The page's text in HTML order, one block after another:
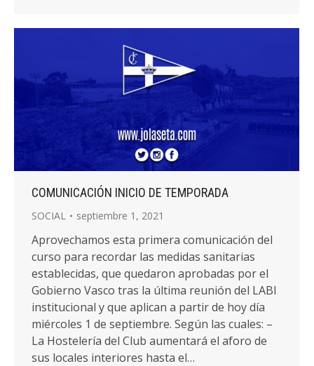
COMUNICACIÓN INICIO DE TEMPORADA
SOCIAL septiembre 1, 2021
Aprovechamos esta primera comunicación del
curso para recordar las medidas sanitarias
establecidas, que quedaron aprobadas por el
Gobierno Vasco tras la última reunión del LABI
institucional y que aplican a partir de hoy día
miércoles 1 de septiembre. Según las cuales: –
La Hostelería del Club aumentará el aforo de
sus locales interiores hasta el…